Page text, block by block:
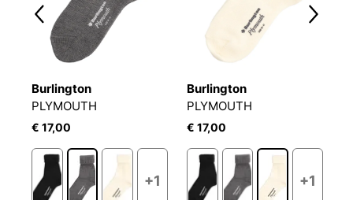
Burlington
PLYMOUTH
€ 17,00
+1
Burlington
PLYMOUTH
€ 17,00
+1